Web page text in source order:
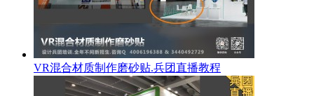
VR混合材质制作磨砂贴.兵团直播教程